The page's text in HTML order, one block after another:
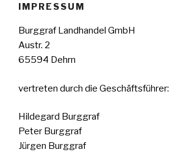
IMPRESSUM
Burggraf Landhandel GmbH
Austr. 2
65594 Dehrn
vertreten durch die Geschäftsführer:
Hildegard Burggraf
Peter Burggraf
Jürgen Burggraf